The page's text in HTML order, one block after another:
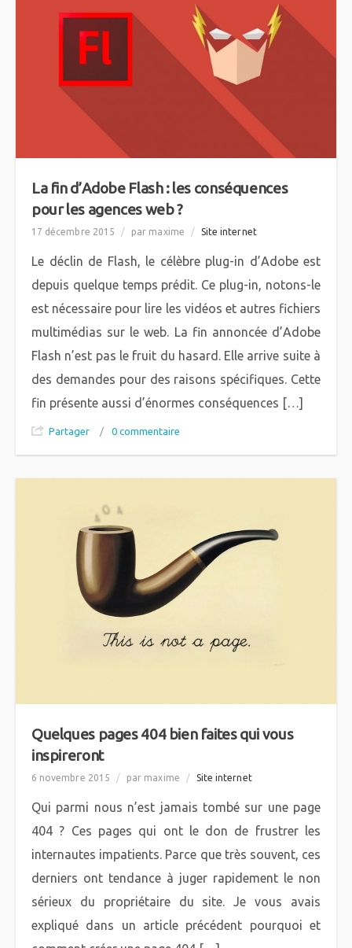
La fin d’Adobe Flash : les conséquences
pour les agences web ?
17 décembre 2015 / par maxime / Site internet
Le déclin de Flash, le célèbre plug-in d’Adobe est
depuis quelque temps prédit. Ce plug-in, notons-le
est nécessaire pour lire les vidéos et autres fichiers
multimédias sur le web. La fin annoncée d’Adobe
Flash n’est pas le fruit du hasard. Elle arrive suite à
des demandes pour des raisons spécifiques. Cette
fin présente aussi d’énormes conséquences […]
Partager / 0 commentaire
Quelques pages 404 bien faites qui vous
inspireront
6 novembre 2015 / par maxime / Site internet
Qui parmi nous n’est jamais tombé sur une page
404 ? Ces pages qui ont le don de frustrer les
internautes impatients. Parce que très souvent, ces
derniers ont tendance à juger rapidement le non
sérieux du propriétaire du site. Je vous avais
expliqué dans un article précédent pourquoi et